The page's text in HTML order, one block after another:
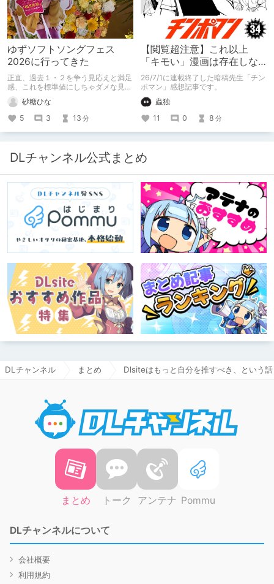
ゆずソフトソングフェス
2026に行ってきた
正直、過去１・２を争う見応えと満足
感、これを標準値にしちゃダメな見本
砂糖ひな
5
3 13 分
【閲覧超注意】これ以上
「キモい」漫画は存在しな
い？チンポマンとかいう
「魂の殺人」の完成形
26/7/1に連載終了した暗稿先生「チン
ポマン」感想記事です。
蟲独
11
0 8 分
DLチャンネル公式まとめ
DLチャンネル まとめ Dlsiteはもっと自分を推すべき、という話
まとめ トーク アンテナ Pommu
DLチャンネルについて
会社概要
利用規約